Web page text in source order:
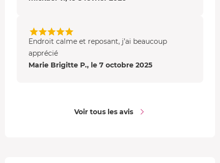
Endroit calme et reposant, j’ai beaucoup
apprécié
Marie Brigitte P., le 7 octobre 2025
Voir tous les avis